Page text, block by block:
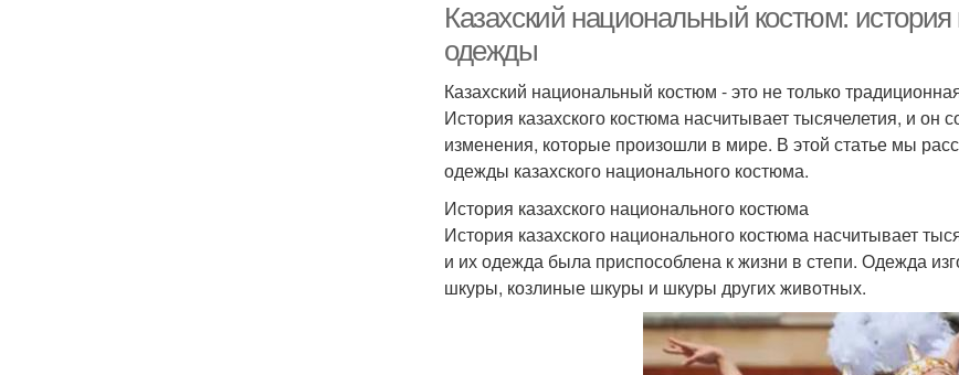
Казахский национальный костюм:
одежды
Казахский национальный костюм - это не только
История казахского костюма насчитывает тысячелетия, и
изменения, которые произошли в мире. В этой статье мы
одежды казахского национального костюма.
История казахского национального костюма
История казахского национального костюма насчитывает
и их одежда была приспособлена к жизни в степи. Одежда
шкуры, козлиные шкуры и шкуры других животных.